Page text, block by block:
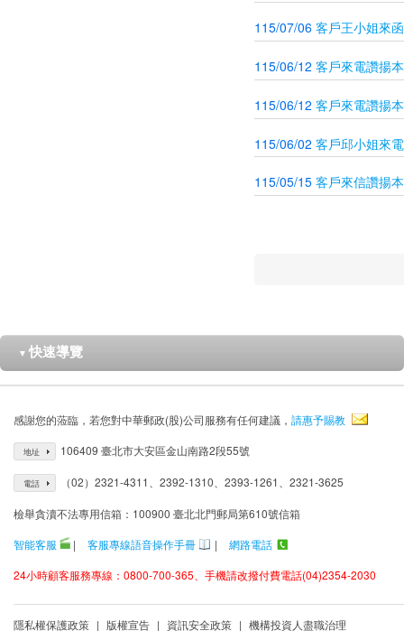
115/07/06 客戶王小姐來
115/06/12 客戶來電讚揚
115/06/12 客戶來電讚揚
115/06/02 客戶邱小姐來
115/05/15 客戶來信讚揚
▼ 快速導覽
感謝您的蒞臨，若您對中華郵政(股)公司服務有任何建議， 請惠予賜教
地址 106409 臺北市大安區金山南路2段55號
電話 （02）2321-4311、2392-1310、2393-1261、2321-3625
檢舉貪瀆不法專用信箱：100900 臺北北門郵局第610號信箱
智能客服
| 客服專線語音操作手冊 |
網路電話
24小時顧客服務專線：0800-700-365、手機請改撥付費電話(04)2354-2030
隱私權保護政策 | 版權宣告 | 資訊安全政策 | 機構投資人盡職治理